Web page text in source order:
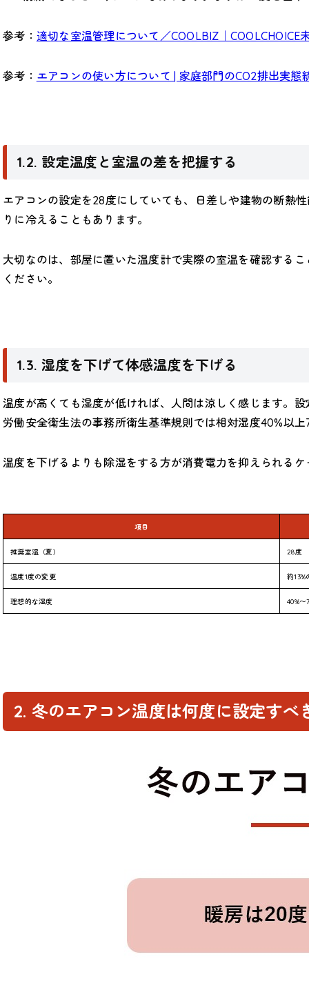
参考： 適切な室温管理について／COOLBIZ｜COOLCHOICE
参考： エアコンの使い方について | 家庭部門のCO2排出実態
1.2. 設定温度と室温の差を把握する
エアコンの設定を28度にしていても、日差しや建物の断熱
りに冷えることもあります。
大切なのは、部屋に置いた温度計で実際の室温を確認する
ください。
1.3. 湿度を下げて体感温度を下げる
温度が高くても湿度が低ければ、人間は涼しく感じます。
労働安全衛生法の事務所衛生基準規則では相対湿度40%以
温度を下げるよりも除湿をする方が消費電力を抑えられる
項目
推奨室温（夏） 28度
温度1度の変更 約13%
理想的な湿度 40%〜
2. 冬のエアコン温度は何度に設定すべ